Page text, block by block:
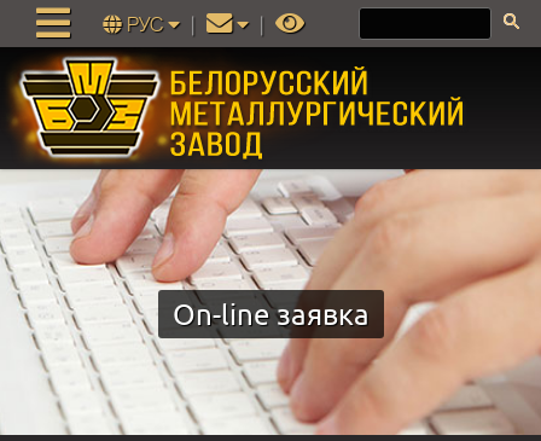
РУС
On-line заявка